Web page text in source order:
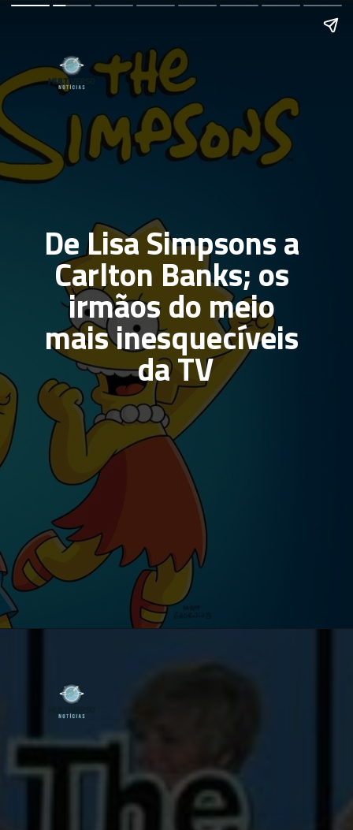
De Lisa Simpsons a
Carlton Banks; os
irmãos do meio
mais inesquecíveis
da TV